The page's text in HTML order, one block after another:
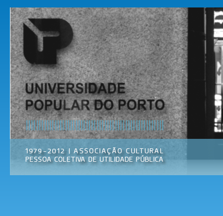
Universidade
Popular do
Porto
Associação
Cultural